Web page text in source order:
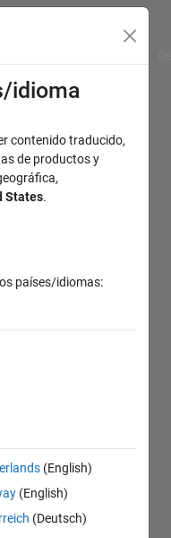
idioma
contenido traducido,
de productos y
States.
países/idiomas:
(English)
(English)
(Deutsch)